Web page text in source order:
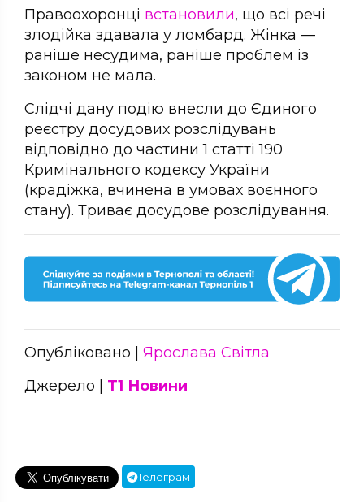
Правоохоронці встановили, що всі речі
злодійка здавала у ломбард. Жінка —
раніше несудима, раніше проблем із
законом не мала.
Слідчі дану подію внесли до Єдиного
реєстру досудових розслідувань
відповідно до частини 1 статті 190
Кримінального кодексу України
(крадіжка, вчинена в умовах воєнного
стану). Триває досудове розслідування.
Опубліковано | Ярослава Світла
Джерело | Т1 Новини
Телеграм